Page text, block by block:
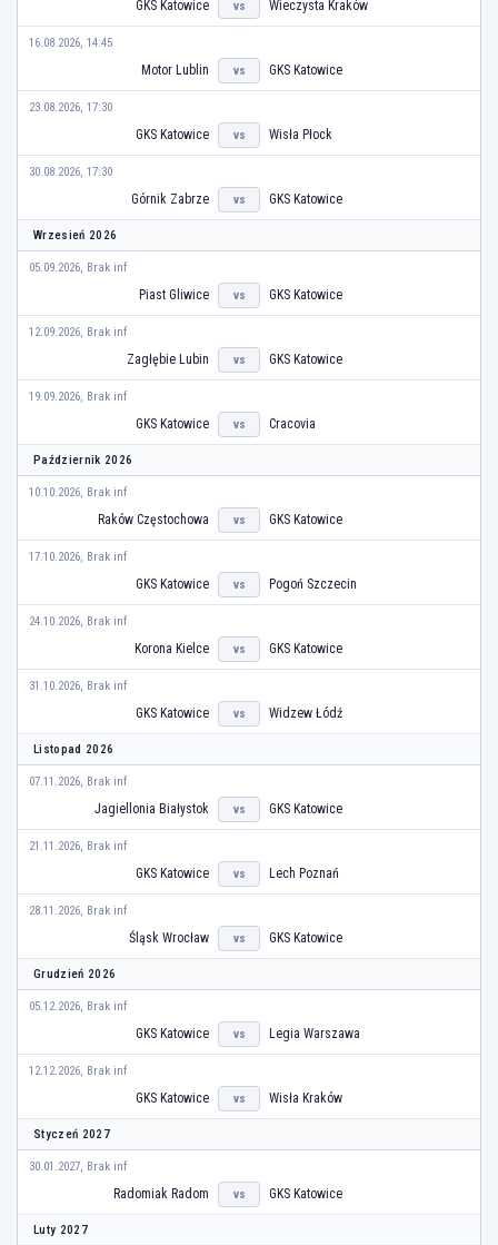
GKS Katowice vs Wieczysta Kraków
16.08.2026, 14:45
Motor Lublin vs GKS Katowice
23.08.2026, 17:30
GKS Katowice vs Wisła Płock
30.08.2026, 17:30
Górnik Zabrze vs GKS Katowice
Wrzesień 2026
05.09.2026, Brak inf
Piast Gliwice vs GKS Katowice
12.09.2026, Brak inf
Zagłębie Lubin vs GKS Katowice
19.09.2026, Brak inf
GKS Katowice vs Cracovia
Październik 2026
10.10.2026, Brak inf
Raków Częstochowa vs GKS Katowice
17.10.2026, Brak inf
GKS Katowice vs Pogoń Szczecin
24.10.2026, Brak inf
Korona Kielce vs GKS Katowice
31.10.2026, Brak inf
GKS Katowice vs Widzew Łódź
Listopad 2026
07.11.2026, Brak inf
Jagiellonia Białystok vs GKS Katowice
21.11.2026, Brak inf
GKS Katowice vs Lech Poznań
28.11.2026, Brak inf
Śląsk Wrocław vs GKS Katowice
Grudzień 2026
05.12.2026, Brak inf
GKS Katowice vs Legia Warszawa
12.12.2026, Brak inf
GKS Katowice vs Wisła Kraków
Styczeń 2027
30.01.2027, Brak inf
Radomiak Radom vs GKS Katowice
Luty 2027